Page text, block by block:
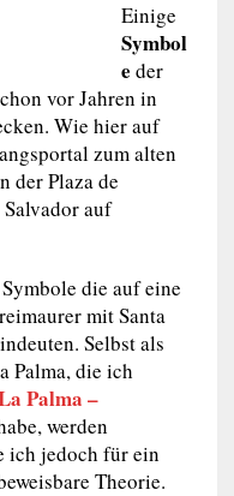
Einige
Symbol
e der
vor Jahren in
Wie hier auf
zum alten
der Plaza de
auf
die auf eine
mit Santa
Selbst als
Palma, die ich
Palma –
werden
ich jedoch für ein
Theorie.